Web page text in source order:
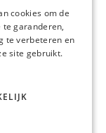
80i, HiFocus-
FRENCH
GERMAN
cookies om de
te garanderen,
te verbeteren en
site gebruikt.